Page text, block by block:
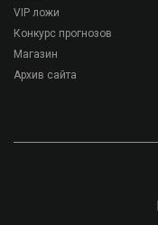
VIP ложи
Конкурс прогнозов
Магазин
Архив сайта